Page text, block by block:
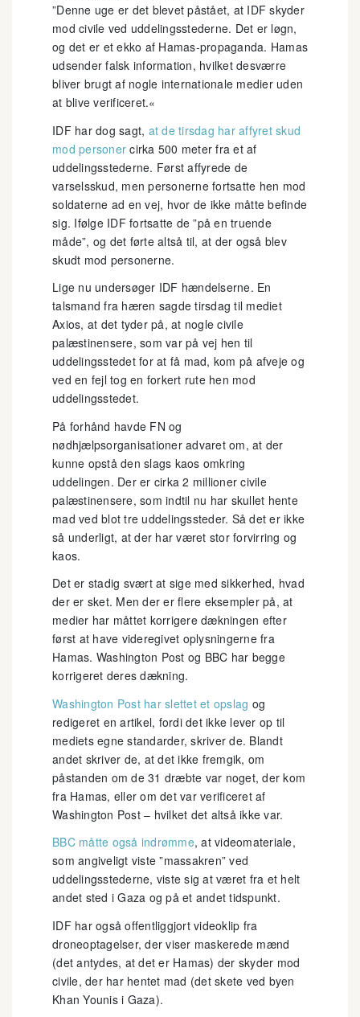
”Denne uge er det blevet påstået, at IDF skyder
mod civile ved uddelingsstederne. Det er løgn,
og det er et ekko af Hamas-propaganda. Hamas
udsender falsk information, hvilket desværre
bliver brugt af nogle internationale medier uden
at blive verificeret.«
IDF har dog sagt, at de tirsdag har affyret skud
mod personer cirka 500 meter fra et af
uddelingsstederne. Først affyrede de
varselsskud, men personerne fortsatte hen mod
soldaterne ad en vej, hvor de ikke måtte befinde
sig. Ifølge IDF fortsatte de ”på en truende
måde”, og det førte altså til, at der også blev
skudt mod personerne.
Lige nu undersøger IDF hændelserne. En
talsmand fra hæren sagde tirsdag til mediet
Axios, at det tyder på, at nogle civile
palæstinensere, som var på vej hen til
uddelingsstedet for at få mad, kom på afveje og
ved en fejl tog en forkert rute hen mod
uddelingsstedet.
På forhånd havde FN og
nødhjælpsorganisationer advaret om, at der
kunne opstå den slags kaos omkring
uddelingen. Der er cirka 2 millioner civile
palæstinensere, som indtil nu har skullet hente
mad ved blot tre uddelingssteder. Så det er ikke
så underligt, at der har været stor forvirring og
kaos.
Det er stadig svært at sige med sikkerhed, hvad
der er sket. Men der er flere eksempler på, at
medier har måttet korrigere dækningen efter
først at have videregivet oplysningerne fra
Hamas. Washington Post og BBC har begge
korrigeret deres dækning.
Washington Post har slettet et opslag og
redigeret en artikel, fordi det ikke lever op til
mediets egne standarder, skriver de. Blandt
andet skriver de, at det ikke fremgik, om
påstanden om de 31 dræbte var noget, der kom
fra Hamas, eller om det var verificeret af
Washington Post – hvilket det altså ikke var.
BBC måtte også indrømme, at videomateriale,
som angiveligt viste ”massakren” ved
uddelingsstederne, viste sig at været fra et helt
andet sted i Gaza og på et andet tidspunkt.
IDF har også offentliggjort videoklip fra
droneoptagelser, der viser maskerede mænd
(det antydes, at det er Hamas) der skyder mod
civile, der har hentet mad (det skete ved byen
Khan Younis i Gaza).